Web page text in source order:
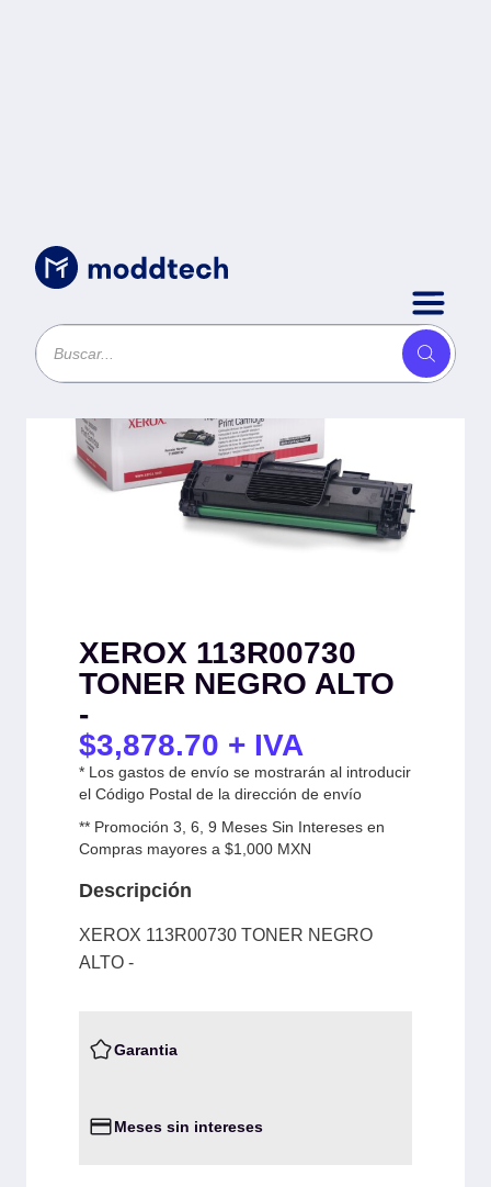
XEROX 113R00730
TONER NEGRO ALTO
-
$3,878.70 + IVA
* Los gastos de envío se mostrarán al introducir
el Código Postal de la dirección de envío
** Promoción 3, 6, 9 Meses Sin Intereses en
Compras mayores a $1,000 MXN
Descripción
XEROX 113R00730 TONER NEGRO
ALTO -
Garantia
Meses sin intereses